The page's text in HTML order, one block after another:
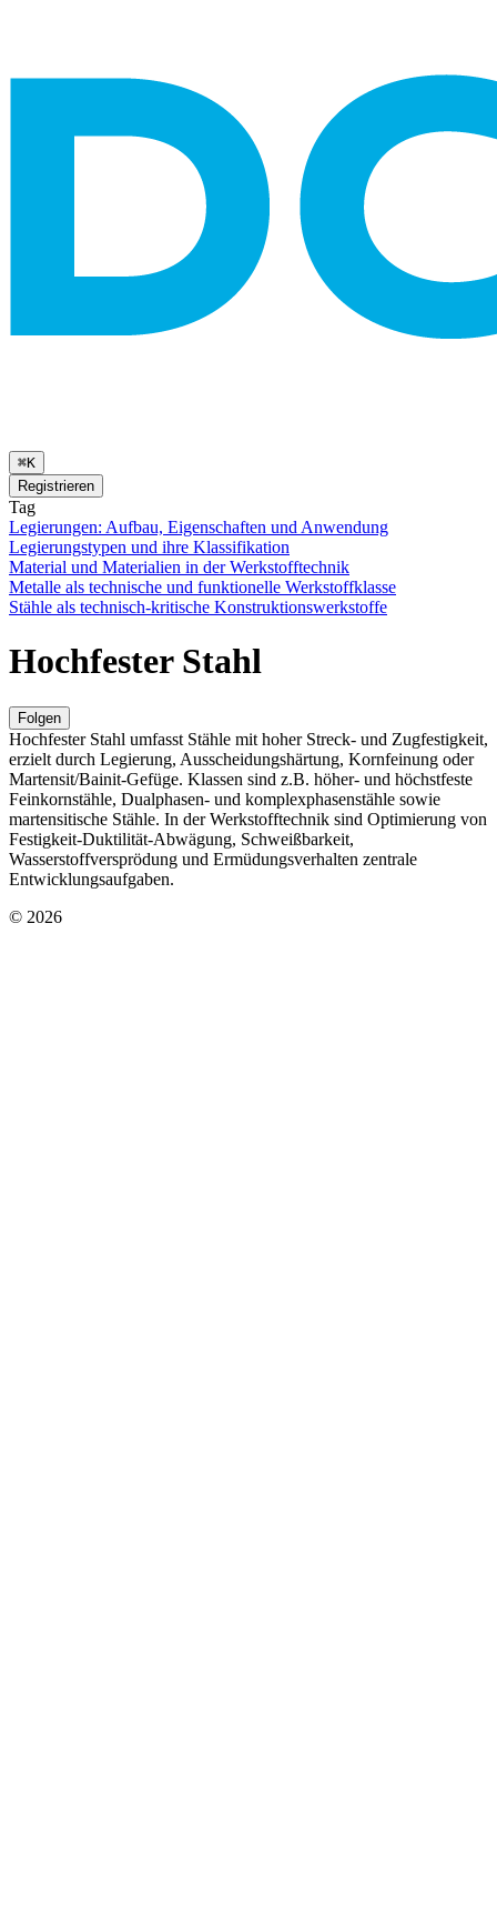
⌘K
Registrieren
Tag
Legierungen: Aufbau, Eigenschaften und Anwendung
Legierungstypen und ihre Klassifikation
Material und Materialien in der Werkstofftechnik
Metalle als technische und funktionelle Werkstoffklasse
Stähle als technisch-kritische Konstruktionswerkstoffe
Hochfester Stahl
Folgen
Hochfester Stahl umfasst Stähle mit hoher Streck- und Zugfestigkeit,
erzielt durch Legierung, Ausscheidungshärtung, Kornfeinung oder
Martensit/Bainit‑Gefüge. Klassen sind z.B. höher- und höchstfeste
Feinkornstähle, Dualphasen‑ und komplexphasenstähle sowie
martensitische Stähle. In der Werkstofftechnik sind Optimierung von
Festigkeit‑Duktilität‑Abwägung, Schweißbarkeit,
Wasserstoffversprödung und Ermüdungsverhalten zentrale
Entwicklungsaufgaben.
© 2026